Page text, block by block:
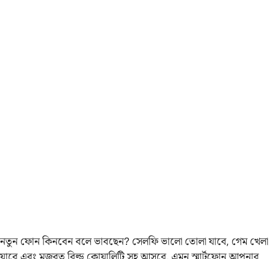
নতুন ফোন কিনবেন ‌বলে ভাবছেন? সেলফি ভালো তোলা যাবে, গেম খেলা
যাবে এবং মজবুত বিল্ড কোয়ালিটি সহ আসবে, এমন স্মার্টফোন আপনার